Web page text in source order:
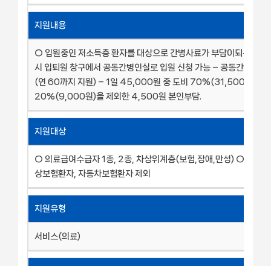
지원내용
○ 입원중인 저소득층 환자를 대상으로 간병사료가 부담이되는 경우
시 입퇴원 창구에서 공동간병인실로 입원 신청 가능 – 공동간병인실
(연 60까지 지원) – 1일 45,000원 중 도비 70%(31,500원), 의
20%(9,000원)을 제외한 4,500원 본인부담.
지원대상
○ 의료급여수급자 1종, 2종, 차상위계층(보험,장애,만성) ○ 산업재
상보험환자, 자동차보험환자 제외
지원유형
서비스(의료)